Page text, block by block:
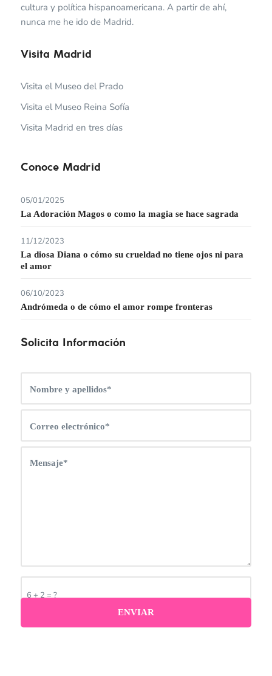
cultura y política hispanoamericana. A partir de ahí,
nunca me he ido de Madrid.
Visita Madrid
Visita el Museo del Prado
Visita el Museo Reina Sofía
Visita Madrid en tres días
Conoce Madrid
05/01/2025
La Adoración Magos o como la magia se hace sagrada
11/12/2023
La diosa Diana o cómo su crueldad no tiene ojos ni para
el amor
06/10/2023
Andrómeda o de cómo el amor rompe fronteras
Solicita Información
6 + 2 = ?